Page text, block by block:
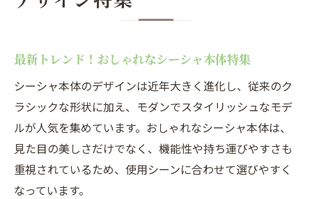
最新トレンド！おしゃれなシーシャ本体特集
シーシャ本体のデザインは近年大きく進化し、従来のク
ラシックな形状に加え、モダンでスタイリッシュなモデ
ルが人気を集めています。おしゃれなシーシャ本体は、
見た目の美しさだけでなく、機能性や持ち運びやすさも
重視されているため、使用シーンに合わせて選びやすく
なっています。